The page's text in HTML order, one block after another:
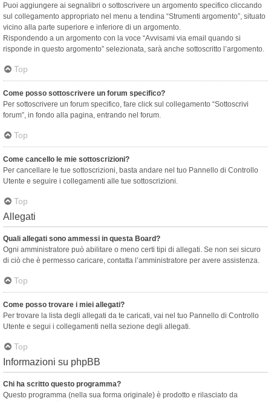
Puoi aggiungere ai segnalibri o sottoscrivere un argomento specifico cliccando
sul collegamento appropriato nel menu a tendina “Strumenti argomento”, situato
vicino alla parte superiore e inferiore di un argomento.
Rispondendo a un argomento con la voce “Avvisami via email quando si
risponde in questo argomento” selezionata, sarà anche sottoscritto l’argomento.
Top
Come posso sottoscrivere un forum specifico?
Per sottoscrivere un forum specifico, fare click sul collegamento “Sottoscrivi
forum”, in fondo alla pagina, entrando nel forum.
Top
Come cancello le mie sottoscrizioni?
Per cancellare le tue sottoscrizioni, basta andare nel tuo Pannello di Controllo
Utente e seguire i collegamenti alle tue sottoscrizioni.
Top
Allegati
Quali allegati sono ammessi in questa Board?
Ogni amministratore può abilitare o meno certi tipi di allegati. Se non sei sicuro
di ciò che è permesso caricare, contatta l’amministratore per avere assistenza.
Top
Come posso trovare i miei allegati?
Per trovare la lista degli allegati da te caricati, vai nel tuo Pannello di Controllo
Utente e segui i collegamenti nella sezione degli allegati.
Top
Informazioni su phpBB
Chi ha scritto questo programma?
Questo programma (nella sua forma originale) è prodotto e rilasciato da